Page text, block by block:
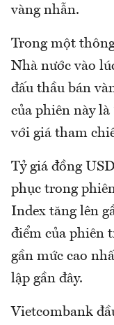
vàng nhẫn.
Trong một
Nhà nước vào
đấu thầu bán
của phiên này là
với giá tham
Tỷ giá đồng
phục trong
Index tăng lên
điểm của phiên
gần mức cao
lập gần đây.
Vietcombank